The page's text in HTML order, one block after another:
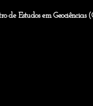
de Estudos em